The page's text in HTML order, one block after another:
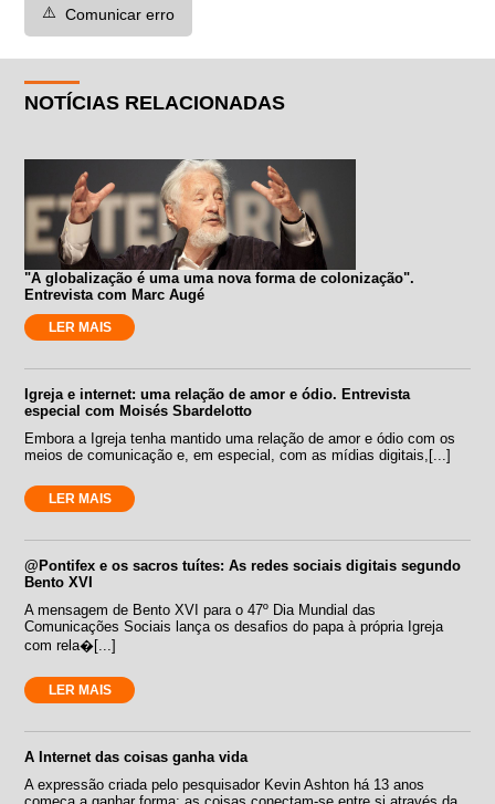
⚠️ Comunicar erro
NOTÍCIAS RELACIONADAS
"A globalização é uma uma nova forma de colonização".
Entrevista com Marc Augé
LER MAIS
Igreja e internet: uma relação de amor e ódio. Entrevista
especial com Moisés Sbardelotto
Embora a Igreja tenha mantido uma relação de amor e ódio com os
meios de comunicação e, em especial, com as mídias digitais,[...]
LER MAIS
@Pontifex e os sacros tuítes: As redes sociais digitais segundo
Bento XVI
A mensagem de Bento XVI para o 47º Dia Mundial das
Comunicações Sociais lança os desafios do papa à própria Igreja
com rela�[...]
LER MAIS
A Internet das coisas ganha vida
A expressão criada pelo pesquisador Kevin Ashton há 13 anos